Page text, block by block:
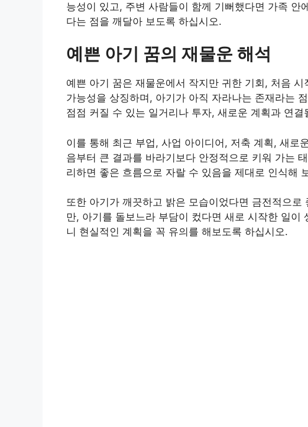
능성이 있고, 주변 사람들이 함께 기뻐했다면 가족 안
다는 점을 깨달아 보도록 하십시오.
예쁜 아기 꿈의 재물운 해석
예쁜 아기 꿈은 재물운에서 작지만 귀한 기회, 처음
가능성을 상징하며, 아기가 아직 자라나는 존재라는
점점 커질 수 있는 일거리나 투자, 새로운 계획과 연결
이를 통해 최근 부업, 사업 아이디어, 저축 계획, 새로
음부터 큰 결과를 바라기보다 안정적으로 키워 가는
리하면 좋은 흐름으로 자랄 수 있음을 제대로 인식해
또한 아기가 깨끗하고 밝은 모습이었다면 금전적으
만, 아기를 돌보느라 부담이 컸다면 새로 시작한 일이
니 현실적인 계획을 꼭 유의를 해보도록 하십시오.